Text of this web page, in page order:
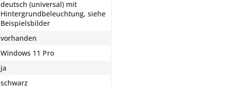
deutsch (universal) mit
Hintergrundbeleuchtung, siehe
Beispielsbilder
vorhanden
Windows 11 Pro
ja
schwarz